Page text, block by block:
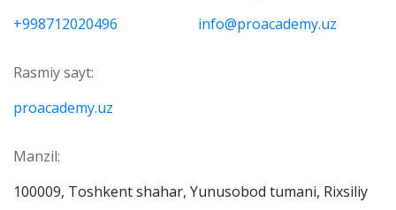
+998712020496
info@proacademy.uz
Rasmiy sayt:
proacademy.uz
Manzil:
100009, Toshkent shahar, Yunusobod tumani, Rixsiliy